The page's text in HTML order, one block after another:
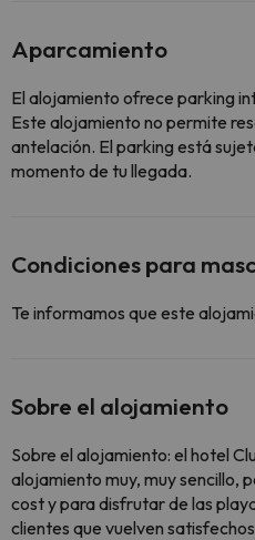
Aparcamiento
El alojamiento ofrece parking
Este alojamiento no permite
antelación. El parking está
momento de tu llegada.
Condiciones para
Te informamos que este
Sobre el alojamiento
Sobre el alojamiento: el hotel
alojamiento muy, muy sencillo,
costy para disfrutar de las
clientes que vuelven